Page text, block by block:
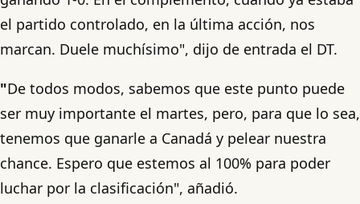
el partido controlado, en la última acción, nos
marcan. Duele muchísimo", dijo de entrada el DT.
"De todos modos, sabemos que este punto puede
ser muy importante el martes, pero, para que lo sea,
tenemos que ganarle a Canadá y pelear nuestra
chance. Espero que estemos al 100% para poder
luchar por la clasificación", añadió.